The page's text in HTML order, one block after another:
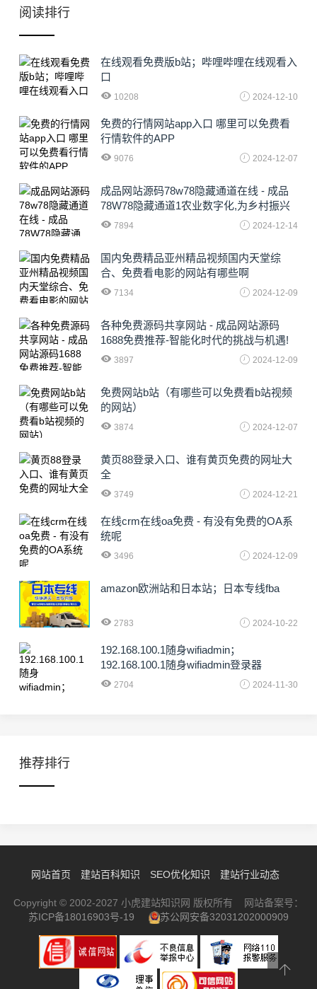
阅读排行
在线观看免费版b站；哔哩哔哩在线观看入
口
10208 2024-12-10
免费的行情网站app入口 哪里可以免费看
行情软件的APP
9076 2024-12-07
成品网站源码78w78隐藏通道在线 - 成品
78W78隐藏通道1农业数字化,为乡村振兴
注入新动力
7894 2024-12-14
国内免费精品亚州精品视频国内天堂综
合、免费看电影的网站有哪些啊
7134 2024-12-09
各种免费源码共享网站 - 成品网站源码
1688免费推荐-智能化时代的挑战与机遇!
3897 2024-12-09
免费网站b站（有哪些可以免费看b站视频
的网站）
3874 2024-12-07
黄页88登录入口、谁有黄页免费的网址大
全
3749 2024-12-21
在线crm在线oa免费 - 有没有免费的OA系
统呢
3496 2024-12-09
amazon欧洲站和日本站；日本专线fba
2783 2024-10-22
192.168.100.1随身wifiadmin；
192.168.100.1随身wifiadmin登录器
2704 2024-11-30
推荐排行
网站首页 建站百科知识 SEO优化知识 建站行业动态
Copyright © 2002-2027 小虎建站知识网 版权所有 网站备案号：
苏ICP备18016903号-19
苏公网安备32031202000909